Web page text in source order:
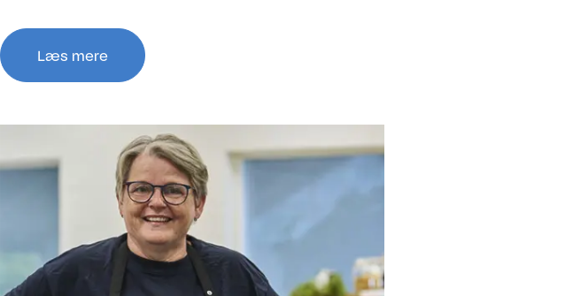
Læs mere